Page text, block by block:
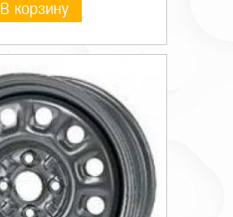
В корзину